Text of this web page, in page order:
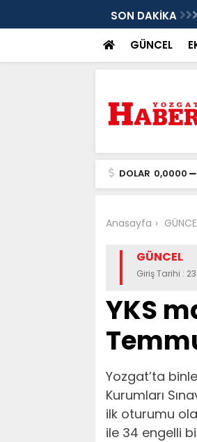
SON DAKİKA
GÜNCEL
DOLAR 0,0000
Anasayfa
GÜNCEL
Giriş Tarihi :
YKS
Yozgat’ta
Kurumları
ilk oturumu
ile 34 engelli